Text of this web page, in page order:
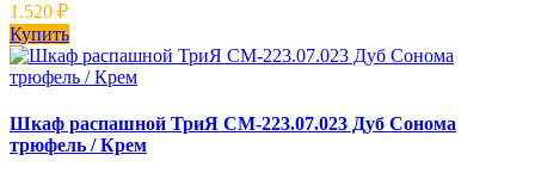
1.520 ₽
Купить
Шкаф распашной ТриЯ СМ-223.07.023 Дуб Сонома
трюфель / Крем